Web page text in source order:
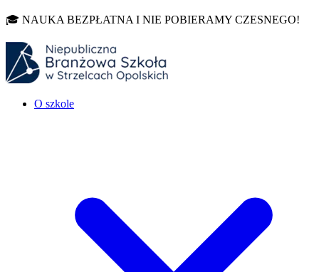
🎓 NAUKA BEZPŁATNA I NIE POBIERAMY CZESNEGO!
O szkole